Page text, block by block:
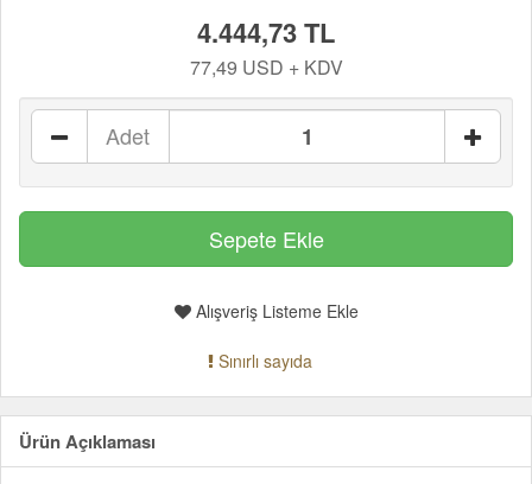
4.444,73 TL
77,49 USD + KDV
Adet
Alışveriş Listeme Ekle
Sınırlı sayıda
Ürün Açıklaması